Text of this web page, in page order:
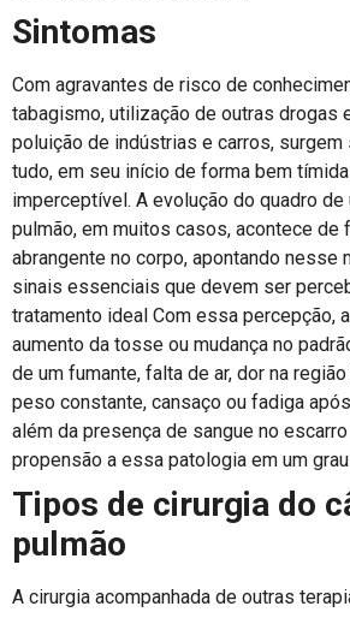
Sintomas
Com agravantes de risco de
tabagismo, utilização de outras drogas
poluição de indústrias e carros,
tudo, em seu início de forma bem
imperceptível. A evolução do quadro de
pulmão, em muitos casos, acontece de
abrangente no corpo, apontando nesse
sinais essenciais que devem ser
tratamento ideal Com essa percepção,
aumento da tosse ou mudança no
de um fumante, falta de ar, dor na
peso constante, cansaço ou fadiga
além da presença de sangue no
propensão a essa patologia em um
Tipos de cirurgia do
pulmão
A cirurgia acompanhada de outras